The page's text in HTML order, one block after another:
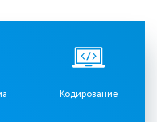
Кодирование